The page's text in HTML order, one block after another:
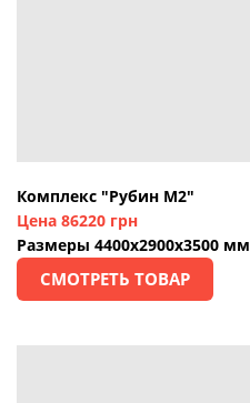
Комплекс "Рубин М2"
Цена 86220 грн
Размеры 4400х2900х3500 мм
СМОТРЕТЬ ТОВАР